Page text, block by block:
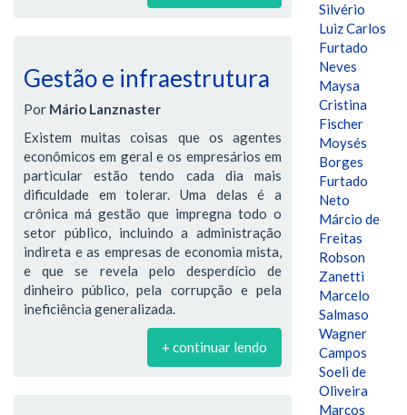
Gestão e infraestrutura
Por Mário Lanznaster
Existem muitas coisas que os agentes
econômicos em geral e os empresários em
particular estão tendo cada dia mais
dificuldade em tolerar. Uma delas é a
crônica má gestão que impregna todo o
setor público, incluindo a administração
indireta e as empresas de economia mista,
e que se revela pelo desperdício de
dinheiro público, pela corrupção e pela
ineficiência generalizada.
+ continuar lendo
Silvério
Luiz Carlos
Furtado
Neves
Maysa
Cristina
Fischer
Moysés
Borges
Furtado
Neto
Márcio de
Freitas
Robson
Zanetti
Marcelo
Salmaso
Wagner
Campos
Soeli de
Oliveira
Marcos